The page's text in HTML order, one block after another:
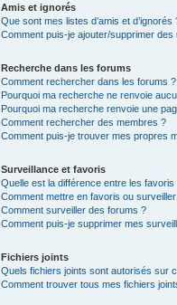
Amis et ignorés
Que sont mes listes d’amis et d’ignorés
Comment puis-je ajouter/supprimer des
Recherche dans les forums
Comment rechercher dans les forums ?
Pourquoi ma recherche ne renvoie
Pourquoi ma recherche renvoie une
Comment rechercher des membres ?
Comment puis-je trouver mes propres
Surveillance et favoris
Quelle est la différence entre les
Comment mettre en favoris ou
Comment surveiller des forums ?
Comment puis-je supprimer mes
Fichiers joints
Quels fichiers joints sont autorisés sur
Comment trouver tous mes fichiers